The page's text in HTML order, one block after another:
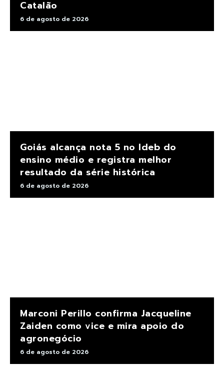
Catalão
6 de agosto de 2026
Goiás alcança nota 5 no Ideb do
ensino médio e registra melhor
resultado da série histórica
6 de agosto de 2026
Marconi Perillo confirma Jacqueline
Zaiden como vice e mira apoio do
agronegócio
6 de agosto de 2026